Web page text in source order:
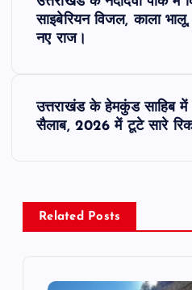
v
साइबेरियन विजल, काला
नए राज।
उत्तराखंड के हेमकुंड साहिब में
सैलाब, 2026 में टूटे सारे
Related Posts